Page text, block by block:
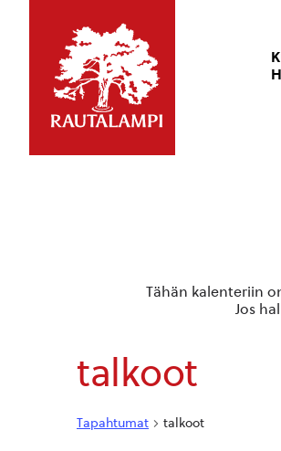
talkoot
Tapahtumat talkoot
Tähän kalenteriin
Jos